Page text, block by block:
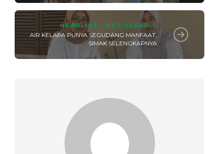
HEADLINE , INFO AGRARIS
AIR KELAPA PUNYA SEGUDANG MANFAAT,
SIMAK SELENGKAPNYA